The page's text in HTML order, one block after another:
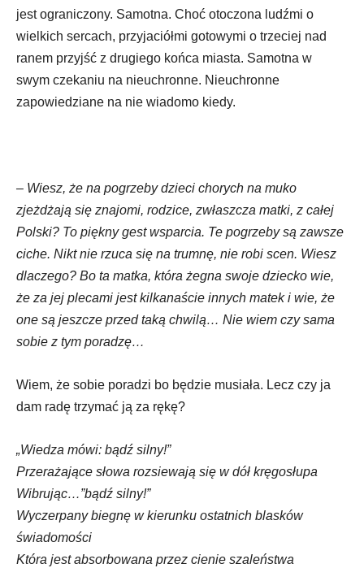
jest ograniczony. Samotna. Choć otoczona ludźmi o
wielkich sercach, przyjaciółmi gotowymi o trzeciej nad
ranem przyjść z drugiego końca miasta. Samotna w
swym czekaniu na nieuchronne. Nieuchronne
zapowiedziane na nie wiadomo kiedy.
– Wiesz, że na pogrzeby dzieci chorych na muko
zjeżdżają się znajomi, rodzice, zwłaszcza matki, z całej
Polski? To piękny gest wsparcia. Te pogrzeby są zawsze
ciche. Nikt nie rzuca się na trumnę, nie robi scen. Wiesz
dlaczego? Bo ta matka, która żegna swoje dziecko wie,
że za jej plecami jest kilkanaście innych matek i wie, że
one są jeszcze przed taką chwilą… Nie wiem czy sama
sobie z tym poradzę…
Wiem, że sobie poradzi bo będzie musiała. Lecz czy ja
dam radę trzymać ją za rękę?
„Wiedza mówi: bądź silny!”
Przerażające słowa rozsiewają się w dół kręgosłupa
Wibrując…”bądź silny!”
Wyczerpany biegnę w kierunku ostatnich blasków
świadomości
Która jest absorbowana przez cienie szaleństwa